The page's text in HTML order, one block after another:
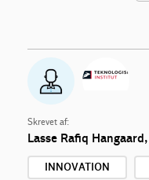
Skrevet af:
Lasse Rafiq
INNOVATION